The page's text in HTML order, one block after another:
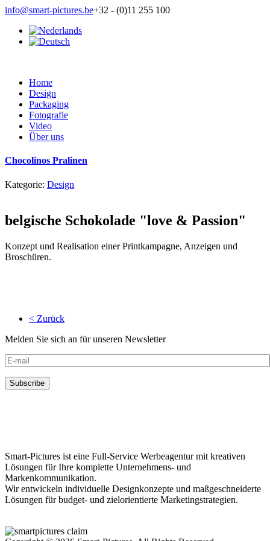
info@smart-pictures.be+32 - (0)11 255 100
Home
Design
Packaging
Fotografie
Video
Über uns
Chocolinos Pralinen
Kategorie: Design
belgische Schokolade "love & Passion"
Konzept und Realisation einer Printkampagne, Anzeigen und
Broschüren.
< Zurück
Melden Sie sich an für unseren Newsletter
Smart-Pictures ist eine Full-Service Werbeagentur mit kreativen
Lösungen für Ihre komplette Unternehmens- und
Markenkommunikation.
Wir entwickeln individuelle Designkonzepte und maßgeschneiderte
Lösungen für budget- und zielorientierte Marketingstrategien.